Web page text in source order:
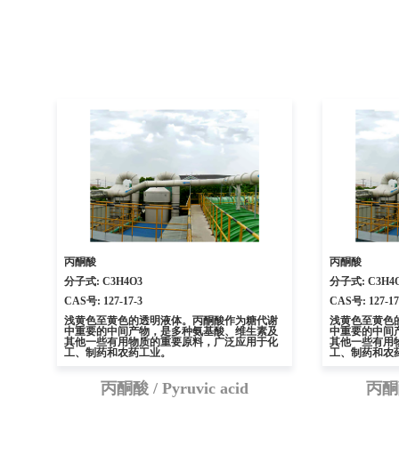
丙酮酸
分子式: C3H4O3
CAS号: 127-17-3
浅黄色至黄色的透明液体。丙酮酸作为糖代谢
中重要的中间产物，是多种氨基酸、维生素及
其他一些有用物质的重要原料，广泛应用于化
工、制药和农药工业。
丙酮酸 / Pyruvic acid
丙酮酸
分子式:
CAS号: 127-
浅黄色至黄色
中重要的中间
其他一些有用
工、制药和农
丙